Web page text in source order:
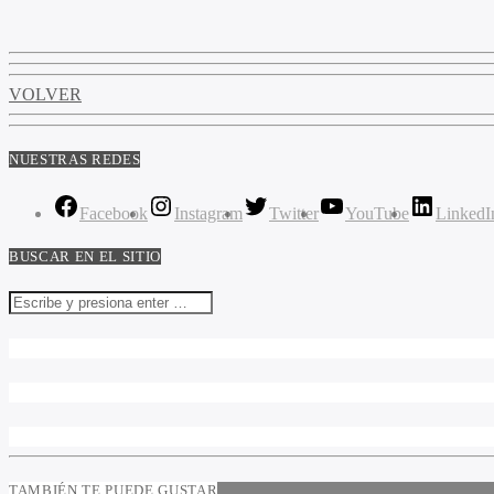
VOLVER
NUESTRAS REDES
Facebook Instagram Twitter YouTube
BUSCAR EN EL SITIO
TAMBIÉN TE PUEDE GUSTAR